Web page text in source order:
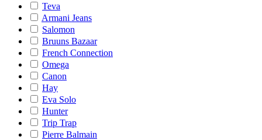
Teva
Armani Jeans
Salomon
Bruuns Bazaar
French Connection
Omega
Canon
Hay
Eva Solo
Hunter
Trip Trap
Pierre Balmain